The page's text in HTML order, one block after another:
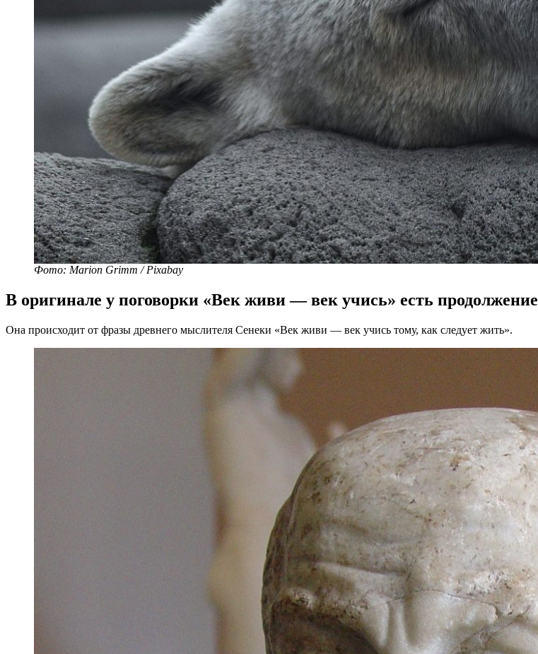
Фото: Marion Grimm / Pixabay
В оригинале у поговорки «Век живи — век учись» есть продолжение
Она происходит от фразы древнего мыслителя Сенеки «Век живи — век учись тому, как следует жить».